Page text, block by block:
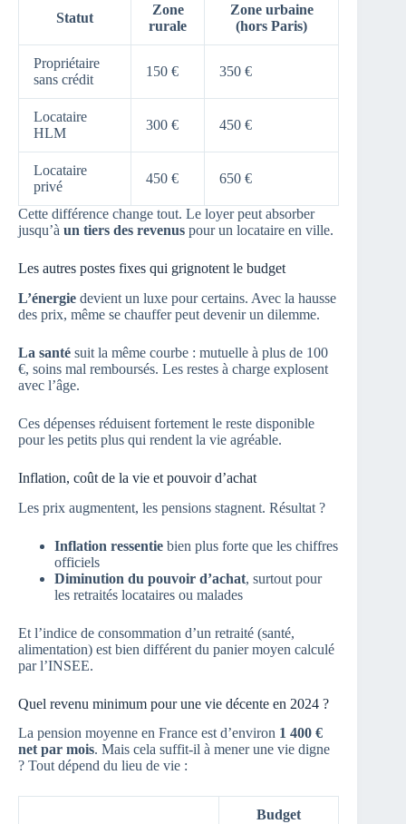
Statut
Zone
rurale
Zone urbaine
(hors Paris)
Propriétaire
sans crédit
150 € 350 €
Locataire
HLM
300 € 450 €
Locataire
privé
450 € 650 €
Cette différence change tout. Le loyer peut absorber
jusqu’à un tiers des revenus pour un locataire en ville.
Les autres postes fixes qui grignotent le budget
L’énergie devient un luxe pour certains. Avec la hausse
des prix, même se chauffer peut devenir un dilemme.
La santé suit la même courbe : mutuelle à plus de 100
€, soins mal remboursés. Les restes à charge explosent
avec l’âge.
Ces dépenses réduisent fortement le reste disponible
pour les petits plus qui rendent la vie agréable.
Inflation, coût de la vie et pouvoir d’achat
Les prix augmentent, les pensions stagnent. Résultat ?
Inflation ressentie bien plus forte que les chiffres
officiels
Diminution du pouvoir d’achat, surtout pour
les retraités locataires ou malades
Et l’indice de consommation d’un retraité (santé,
alimentation) est bien différent du panier moyen calculé
par l’INSEE.
Quel revenu minimum pour une vie décente en 2024 ?
La pension moyenne en France est d’environ 1 400 €
net par mois. Mais cela suffit-il à mener une vie digne
? Tout dépend du lieu de vie :
Budget